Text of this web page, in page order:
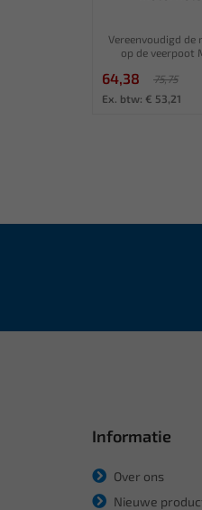
Vereenvoudigd de
op de veerpoot
64,38
75,75
Ex. btw: € 53,21
Informatie
Over ons
Nieuwe